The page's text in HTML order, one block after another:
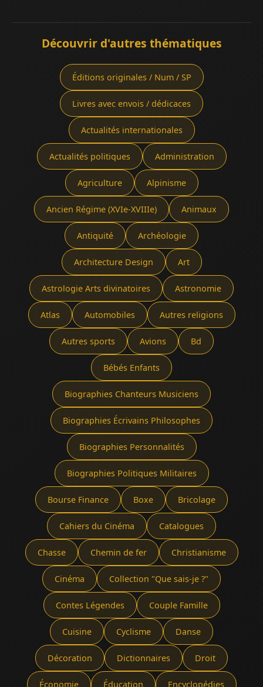
Découvrir d'autres thématiques
Éditions originales / Num / SP
Livres avec envois / dédicaces
Actualités internationales
Actualités politiques Administration
Agriculture Alpinisme
Ancien Régime (XVIe-XVIIIe) Animaux
Antiquité Archéologie
Architecture Design Art
Astrologie Arts divinatoires Astronomie
Atlas Automobiles Autres religions
Autres sports Avions Bd
Bébés Enfants
Biographies Chanteurs Musiciens
Biographies Écrivains Philosophes
Biographies Personnalités
Biographies Politiques Militaires
Bourse Finance Boxe Bricolage
Cahiers du Cinéma Catalogues
Chasse Chemin de fer Christianisme
Cinéma Collection "Que sais-je ?"
Contes Légendes Couple Famille
Cuisine Cyclisme Danse
Décoration Dictionnaires Droit
Économie Éducation Encyclopédies